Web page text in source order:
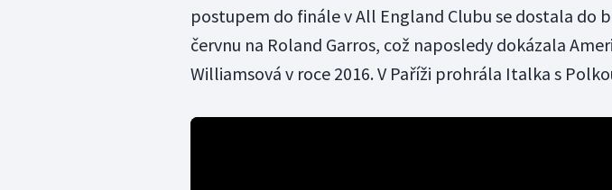
postupem do finále v All England Clubu se dostala do
červnu na Roland Garros, což naposledy dokázala
Williamsová v roce 2016. V Paříži prohrála Italka s